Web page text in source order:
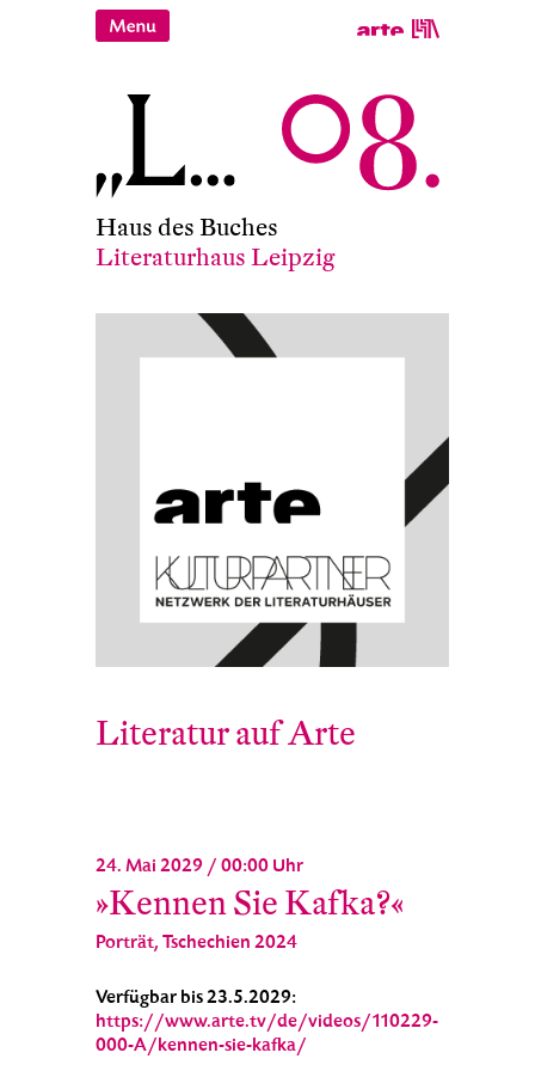
Haus des Buches
Literaturhaus Leipzig
Literatur auf Arte
24. Mai 2029 / 00:00 Uhr
»Kennen Sie Kafka?«
Porträt, Tschechien 2024
Verfügbar bis 23.5.2029:
https://www.arte.tv/de/videos/110229-
000-A/kennen-sie-kafka/